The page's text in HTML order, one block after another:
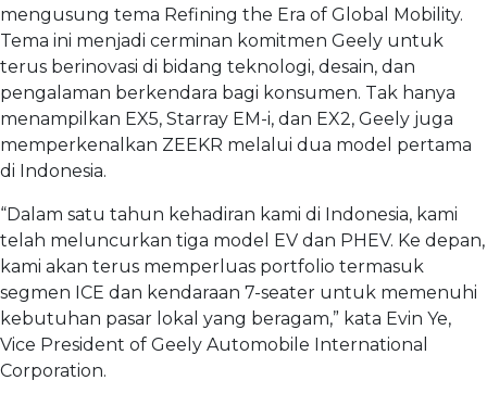
mengusung tema Refining the Era of Global Mobility.
Tema ini menjadi cerminan komitmen Geely untuk
terus berinovasi di bidang teknologi, desain, dan
pengalaman berkendara bagi konsumen. Tak hanya
menampilkan EX5, Starray EM-i, dan EX2, Geely juga
memperkenalkan ZEEKR melalui dua model pertama
di Indonesia.
“Dalam satu tahun kehadiran kami di Indonesia, kami
telah meluncurkan tiga model EV dan PHEV. Ke depan,
kami akan terus memperluas portfolio termasuk
segmen ICE dan kendaraan 7-seater untuk memenuhi
kebutuhan pasar lokal yang beragam,” kata Evin Ye,
Vice President of Geely Automobile International
Corporation.